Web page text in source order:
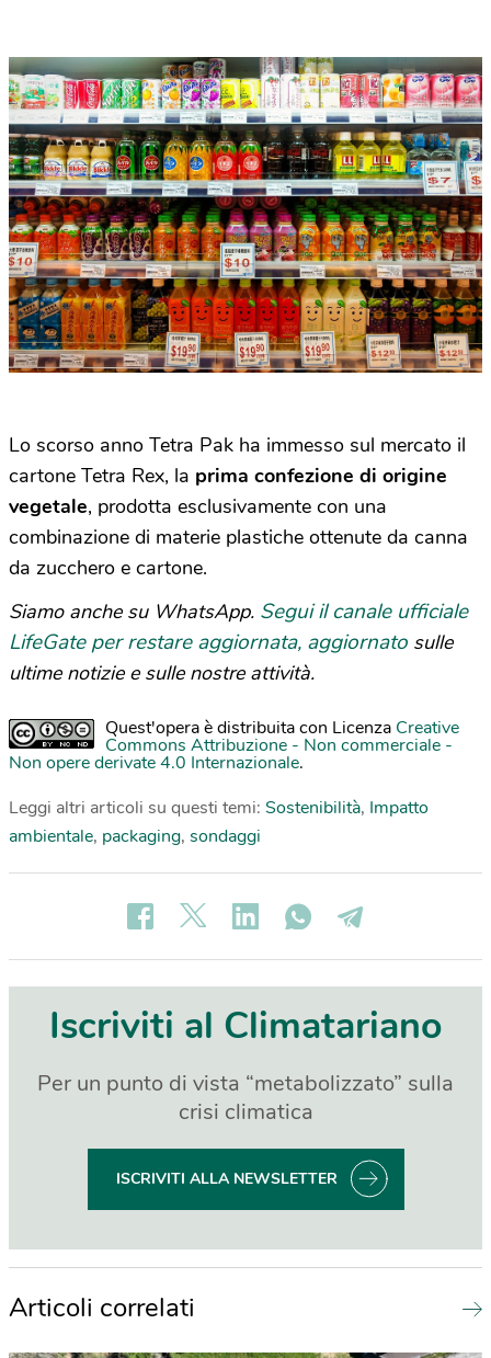
Lo scorso anno Tetra Pak ha immesso sul mercato il
cartone Tetra Rex, la prima confezione di origine
vegetale, prodotta esclusivamente con una
combinazione di materie plastiche ottenute da canna
da zucchero e cartone.
Siamo anche su WhatsApp. Segui il canale ufficiale
LifeGate per restare aggiornata, aggiornato sulle
ultime notizie e sulle nostre attività.
Quest'opera è distribuita con Licenza Creative
Commons Attribuzione - Non commerciale -
Non opere derivate 4.0 Internazionale.
Leggi altri articoli su questi temi: Sostenibilità, Impatto
ambientale, packaging, sondaggi
Iscriviti al Climatariano
Per un punto di vista “metabolizzato” sulla
crisi climatica
ISCRIVITI ALLA NEWSLETTER
Articoli correlati